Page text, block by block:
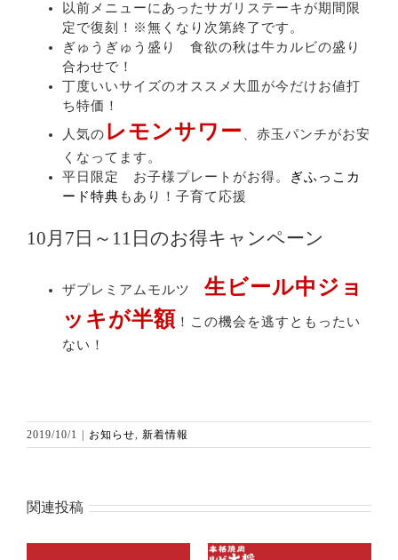
以前メニューにあったサガリステーキが期間限
定で復刻！※無くなり次第終了です。
ぎゅうぎゅう盛り 食欲の秋は牛カルビの盛り
合わせで！
丁度いいサイズのオススメ大皿が今だけお値打
ち特価！
人気の レモンサワー 、赤玉パンチがお安
くなってます。
平日限定 お子様プレートがお得。
ぎふっこカ
ード特典 もあり！子育て応援
10月7日～11日のお得キャンペーン
ザプレミアムモルツ 生ビール中ジョ
ッキが半額 ！この機会を逃すともったい
ない！
2019/10/1 お知らせ, 新着情報
関連投稿